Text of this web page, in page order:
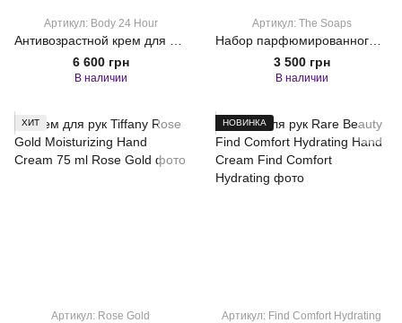
Артикул: Body 24 Hour
6 600 грн
В наличии
Артикул: The Soaps
3 500 грн
В наличии
ХИТ
Артикул: Rose Gold
НОВИНКА
Артикул: Find Comfort Hydrating